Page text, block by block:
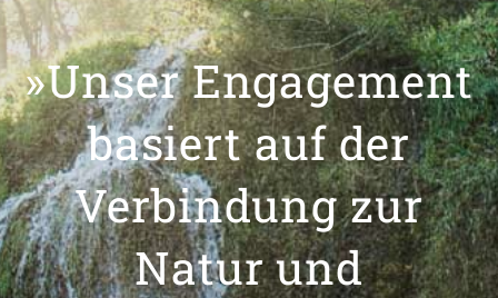
»Unser Engagement
basiert auf der
Verbindung zur
Natur und